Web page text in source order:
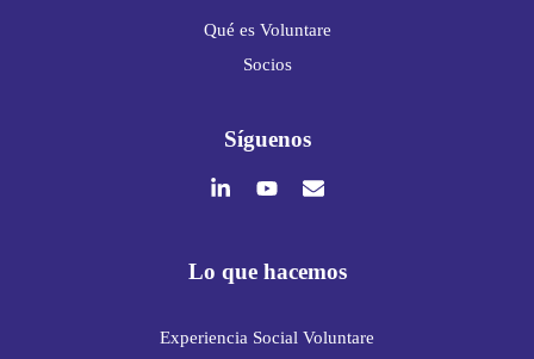
Qué es Voluntare
Socios
Síguenos
Lo que hacemos
Experiencia Social Voluntare